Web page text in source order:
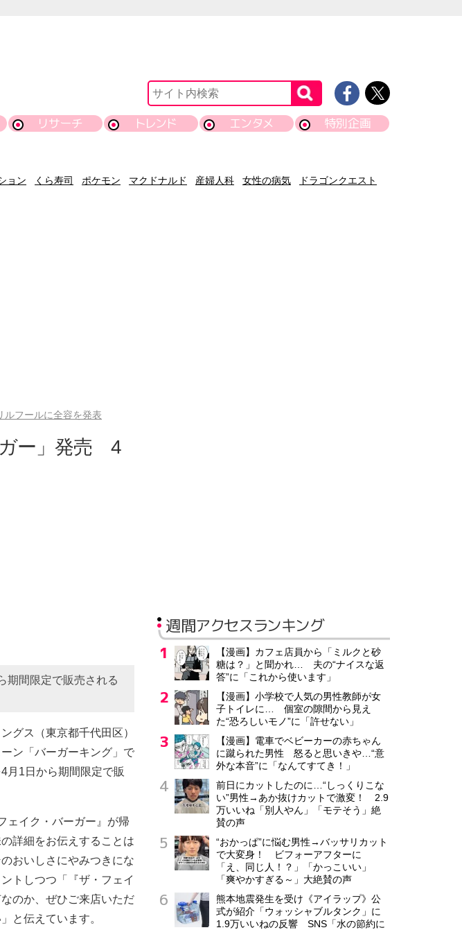
リサーチ トレンド エンタメ 特別企画
ョン くら寿司 ポケモン マクドナルド 産婦人科 女性の病気
ドラゴンクエスト
フールに全容を発表
ガー」発売 4
期間限定で販売される
グス（東京都千代田区）
ン「バーガーキング」で
月1日から期間限定で販
ェイク・バーガー』が帰
詳細をお伝えすることは
おいしさにやみつきにな
トしつつ「『ザ・フェイ
のか、ぜひご来店いただ
と伝えています。
週間アクセスランキング
【漫画】カフェ店員から「ミルクと砂
糖は？」と聞かれ… 夫の“ナイスな返
答”に「これから使います」
【漫画】小学校で人気の男性教師が女
子トイレに… 個室の隙間から見え
た“恐ろしいモノ”に「許せない」
【漫画】電車でベビーカーの赤ちゃん
に蹴られた男性 怒ると思いきや…“意
外な本音”に「なんてすてき！」
前日にカットしたのに…“しっくりこな
い”男性→あか抜けカットで激変！ 2.9
万いいね「別人やん」「モテそう」絶
賛の声
“おかっぱ”に悩む男性→バッサリカット
で大変身！ ビフォーアフターに
「え、同じ人！？」「かっこいい」
「爽やかすぎる～」大絶賛の声
熊本地震発生を受け《アイラップ》公
式が紹介「ウォッシャブルタンク」に
1.9万いいねの反響 SNS「水の節約に